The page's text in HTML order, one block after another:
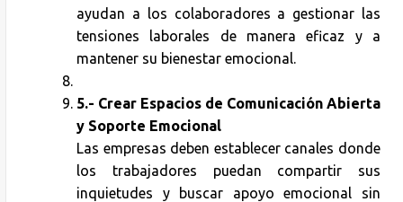
ayudan a los colaboradores a gestionar las
tensiones laborales de manera eficaz y a
mantener su bienestar emocional.
5.- Crear Espacios de Comunicación Abierta
y Soporte Emocional
Las empresas deben establecer canales donde
los trabajadores puedan compartir sus
inquietudes y buscar apoyo emocional sin